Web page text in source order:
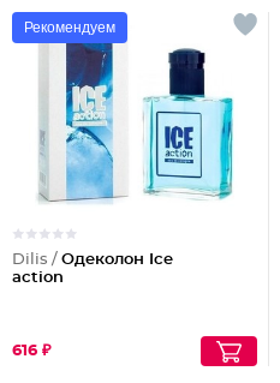
Рекомендуем
Dilis / Одеколон Ice
action
616 ₽